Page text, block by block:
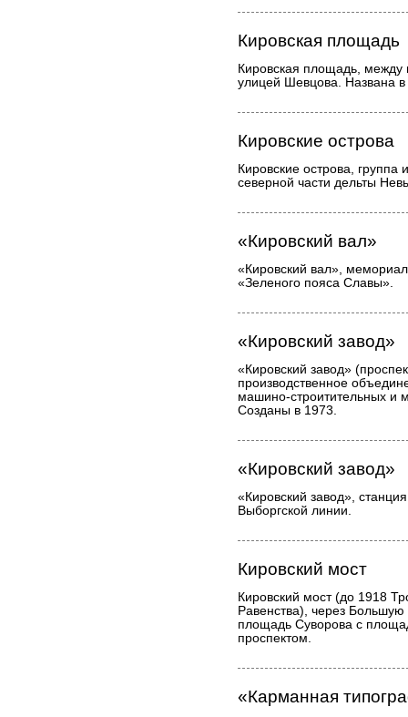
Кировская площадь
Кировская площадь, между
улицей Шевцова. Названа
Кировские острова
Кировские острова, группа
северной части дельты
«Кировский вал»
«Кировский вал»,
«Зеленого пояса Славы».
«Кировский завод»
«Кировский завод»
производственное
машино-строитительных и
Созданы в 1973.
«Кировский завод»
«Кировский завод»,
Выборгской линии.
Кировский мост
Кировский мост (до 1918
Равенства), через Большую
площадь Суворова с
проспектом.
«Карманная